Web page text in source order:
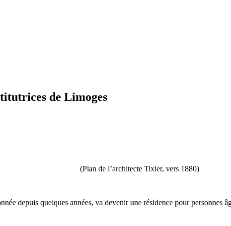
de Limoges
(Plan de l’architecte Tixier, vers 1880)
depuis quelques années, va devenir une résidence pour personnes